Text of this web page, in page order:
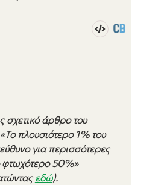
σχετικό άρθρο του
πλουσιότερο 1% του
για περισσότερες
φτωχότερο 50%»
εδώ).